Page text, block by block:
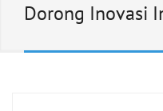
Dorong Inovasi